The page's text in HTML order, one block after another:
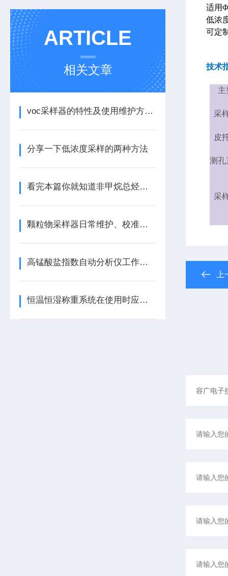
ARTICLE
相关文章
voc采样器的特性及使用维护方法看完本篇便知
分享一下低浓度采样的两种方法
看完本篇你就知道非甲烷总烃分析仪的优势有哪些了
颗粒物采样器日常维护、校准与周期核查要点
高锰酸盐指数自动分析仪工作原理与检测流程
恒温恒湿称重系统在使用时应注意的事项有哪些？
适用
低浓
可定
技术
主
采
皮
测孔
采